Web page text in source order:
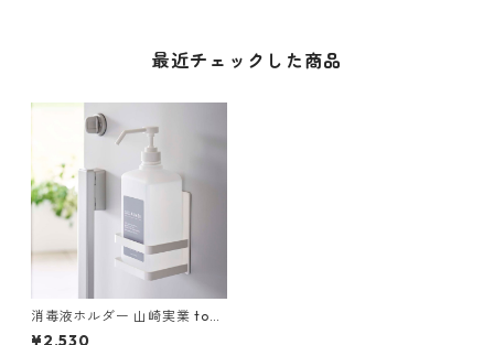
最近チェックした商品
消毒液ホルダー 山崎実業 tow
er タワー マグネットアルコー
¥2,530